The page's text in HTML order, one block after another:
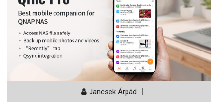
Jancsek Árpád